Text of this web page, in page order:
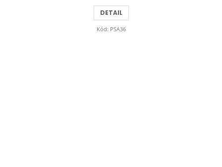
DETAIL
Kód: PSA36